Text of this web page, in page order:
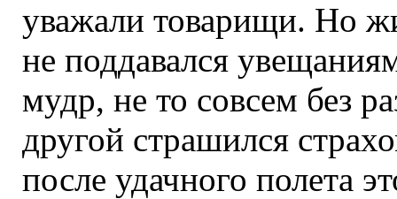
уважали товарищи. Но
не поддавался
мудр, не то совсем без
другой страшился
после удачного полета